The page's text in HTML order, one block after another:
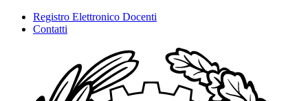
Registro Elettronico Docenti
Contatti